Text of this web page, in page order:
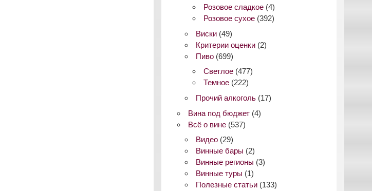
Розовое сладкое (4)
Розовое сухое (392)
Виски (49)
Критерии оценки (2)
Пиво (699)
Светлое (477)
Темное (222)
Прочий алкоголь (17)
Вина под бюджет (4)
Всё о вине (537)
Видео (29)
Винные бары (2)
Винные регионы (3)
Винные туры (1)
Полезные статьи (133)